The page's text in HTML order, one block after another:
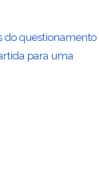
do questionamento
para uma